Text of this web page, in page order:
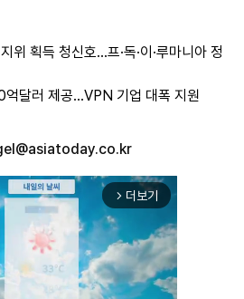
위 획득 청신호...프·독·이·루마니아 정
억달러 제공...VPN 기업 대폭 지원
arrow_forward_ios 더보기